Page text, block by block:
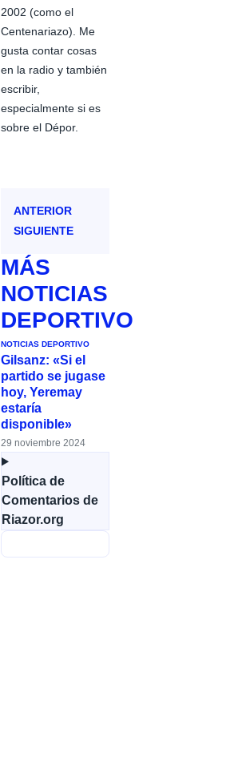
2002 (como el
Centenariazo). Me
gusta contar cosas
en la radio y también
escribir,
especialmente si es
sobre el Dépor.
ANTERIOR
SIGUIENTE
MÁS
NOTICIAS
DEPORTIVO
NOTICIAS DEPORTIVO
Gilsanz: «Si el
partido se jugase
hoy, Yeremay
estaría
disponible»
29 noviembre 2024
Política de
Comentarios de
Riazor.org